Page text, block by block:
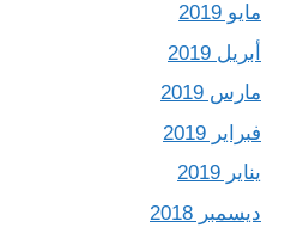
مايو 2019
أبريل 2019
مارس 2019
فبراير 2019
يناير 2019
ديسمبر 2018